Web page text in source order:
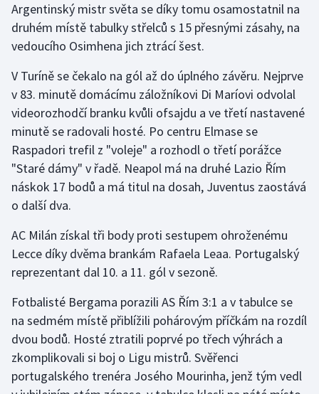
Krasobruslení
Lyže a snowboard
Moderní pětiboj
Motorsport
Olympijské hry
Parasport
Plavání
Plážový volejbal
Rychlobruslení
Argentinský mistr světa se díky tomu osamostatnil na
druhém místě tabulky střelců s 15 přesnými zásahy, na
vedoucího Osimhena jich ztrácí šest.
V Turíně se čekalo na gól až do úplného závěru. Nejprve
v 83. minutě domácímu záložníkovi Di Maríovi odvolal
videorozhodčí branku kvůli ofsajdu a ve třetí nastavené
minutě se radovali hosté. Po centru Elmase se
Raspadori trefil z "voleje" a rozhodl o třetí porážce
"Staré dámy" v řadě. Neapol má na druhé Lazio Řím
náskok 17 bodů a má titul na dosah, Juventus zaostává
o další dva.
AC Milán získal tři body proti sestupem ohroženému
Lecce díky dvěma brankám Rafaela Leaa. Portugalský
reprezentant dal 10. a 11. gól v sezoně.
Fotbalisté Bergama porazili AS Řím 3:1 a v tabulce se
na sedmém místě přiblížili pohárovým příčkám na rozdíl
dvou bodů. Hosté ztratili poprvé po třech výhrách a
zkomplikovali si boj o Ligu mistrů. Svěřenci
portugalského trenéra Josého Mourinha, jenž tým vedl